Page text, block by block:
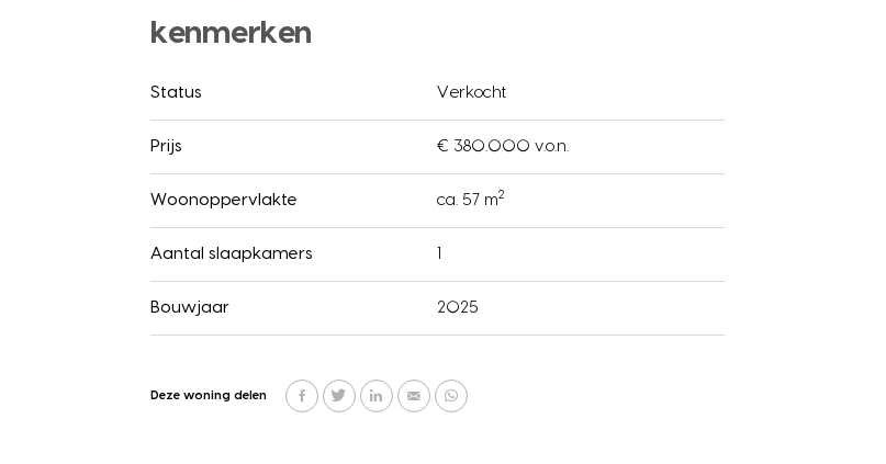
kenmerken
Status Verkocht
Prijs € 380.000 v.o.n.
Woonoppervlakte ca. 57 m2
Aantal slaapkamers
Bouwjaar 2025
Deze woning delen